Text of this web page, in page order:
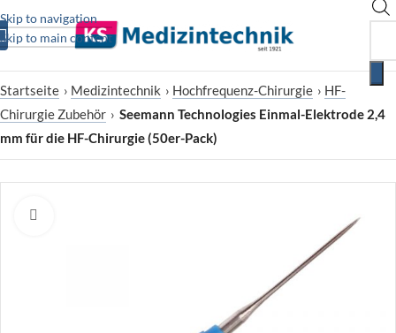
Skip to navigation
Skip to main content
Startseite › Medizintechnik › Hochfrequenz-Chirurgie › HF-
Chirurgie Zubehör › Seemann Technologies Einmal-Elektrode 2,4
mm für die HF-Chirurgie (50er-Pack)